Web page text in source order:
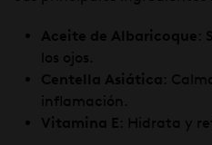
Aceite de Albaricoque:
los ojos.
Centella Asiática :
inflamación.
Vitamina E: Hidrata y